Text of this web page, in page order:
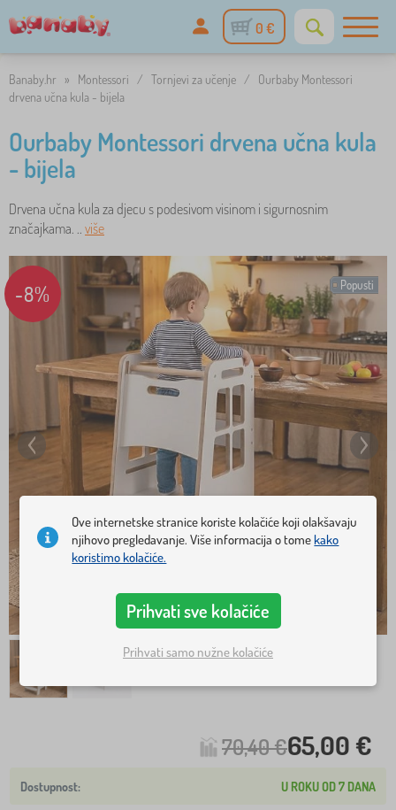
0 €
Banaby.hr » Montessori / Tornjevi za učenje /
Ourbaby Montessori
drvena učna kula - bijela
Ourbaby Montessori drvena učna kula
- bijela
Drvena učna kula za djecu s podesivom visinom i sigurnosnim
značajkama. .. više
Popusti
-8%
70,40 €65,00 €
U ROKU OD 7 DANA
Ove internetske stranice koriste kolačiće koji olakšavaju
njihovo pregledavanje. Više informacija o tomekako
koristimo kolačiće.
Prihvati sve kolačiće
Prihvati samo nužne kolačiće